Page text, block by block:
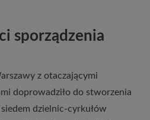
sporządzenia
z otaczającymi
doprowadziło do stworzenia
dzielnic-cyrkułów